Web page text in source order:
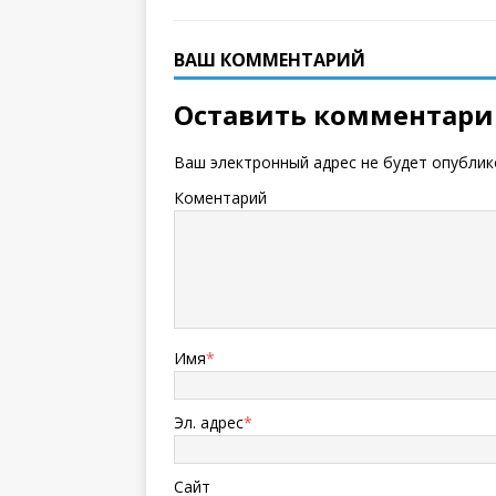
ВАШ КОММЕНТАРИЙ
Оставить
Ваш электронный адрес не будет
Коментарий
Имя*
Эл. адрес*
Сайт